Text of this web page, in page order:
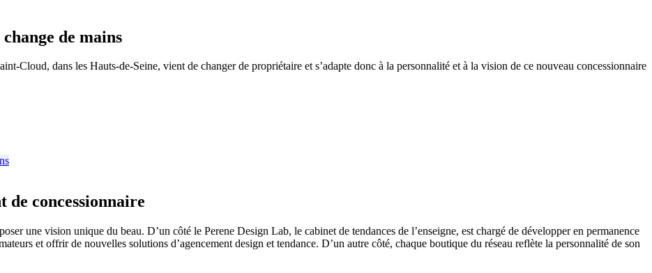
de mains
Cloud, dans les Hauts-de-Seine, vient de changer de propriétaire et s’adapte donc à la personnalité et à la vision de ce nouveau concessionnaire
de concessionnaire
une vision unique du beau. D’un côté le Perene Design Lab, le cabinet de tendances de l’enseigne, est chargé de développer en permanence
et offrir de nouvelles solutions d’agencement design et tendance. D’un autre côté, chaque boutique du réseau reflète la personnalité de son